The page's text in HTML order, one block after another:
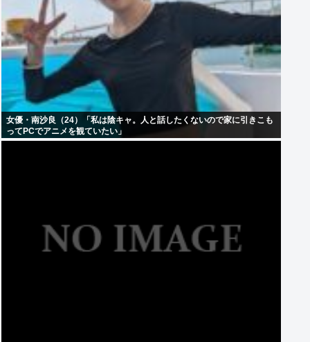
女優・南沙良（24）「私は陰キャ。人と話したくないので家に引きこも
ってPCでアニメを観ていたい」